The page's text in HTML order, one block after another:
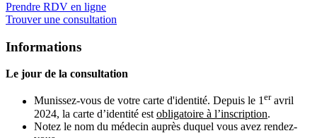
Prendre RDV en ligne
Trouver une consultation
Informations
Le jour de la consultation
Munissez-vous de votre carte d'identité. Depuis le 1eravril
2024, la carte d’identité est obligatoire à l’inscription.
Notez le nom du médecin auprès duquel vous avez rendez-